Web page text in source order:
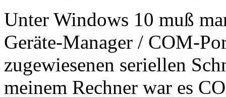
Unter Windows 10 muß
Geräte-Manager / COM-
zugewiesenen seriellen
meinem Rechner war es